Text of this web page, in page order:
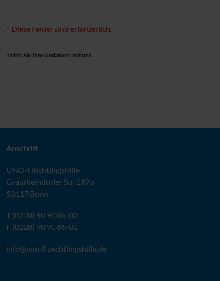
* Diese Felder sind erforderlich.
Teilen Sie Ihre Gedanken mit uns.
Anschrift
UNO-Flüchtlingshilfe
Graurheindorfer Str. 149 a
53117 Bonn
T (0228) 90 90 86-00
F (0228) 90 90 86-01
info@uno-fluechtlingshilfe.de